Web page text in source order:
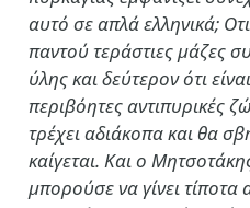
αυτό σε απλά ελληνικά;
παντού τεράστιες μάζες
ύλης και δεύτερον ότι
περιβόητες αντιπυρικές
τρέχει αδιάκοπα και θα
καίγεται. Και ο
μπορούσε να γίνει